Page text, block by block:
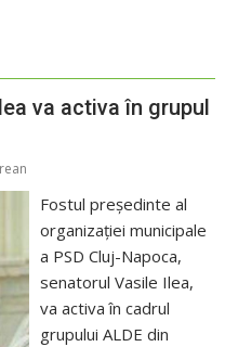
va activa în grupul
Fostul preşedinte al
organizaţiei municipale
a PSD Cluj-Napoca,
senatorul Vasile Ilea,
va activa în cadrul
grupului ALDE din